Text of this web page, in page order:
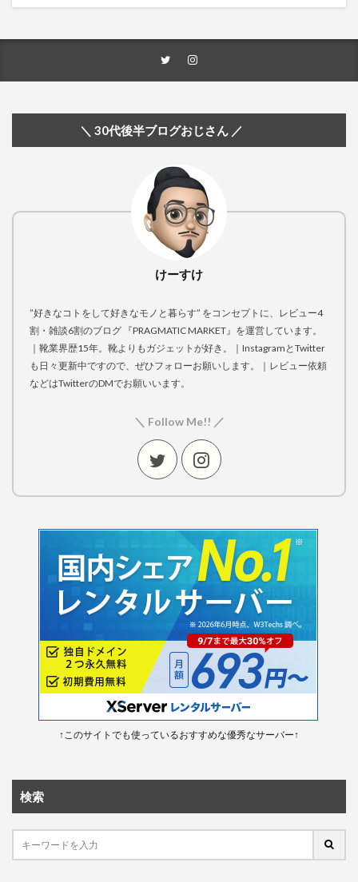
＼ 30代後半ブログおじさん ／
けーすけ
”好きなコトをして好きなモノと暮らす” をコンセプトに、レビュー4
割・雑談6割のブログ 『PRAGMATIC MARKET』を運営しています。
｜靴業界歴15年。靴よりもガジェットが好き。｜InstagramとTwitter
も日々更新中ですので、ぜひフォローお願いします。｜レビュー依頼
などはTwitterのDMでお願いいます。
＼ Follow Me!! ／
↑このサイトでも使っているおすすめな優秀なサーバー↑
検索